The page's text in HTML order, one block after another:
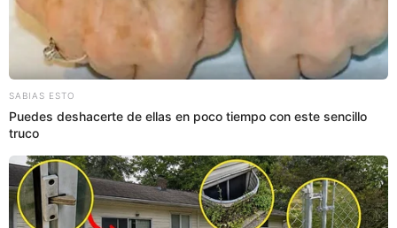
PUEDES VER:
Susy Díaz responde a Néstor Villanueva tras
exigirle medio millón de soles: "No existe